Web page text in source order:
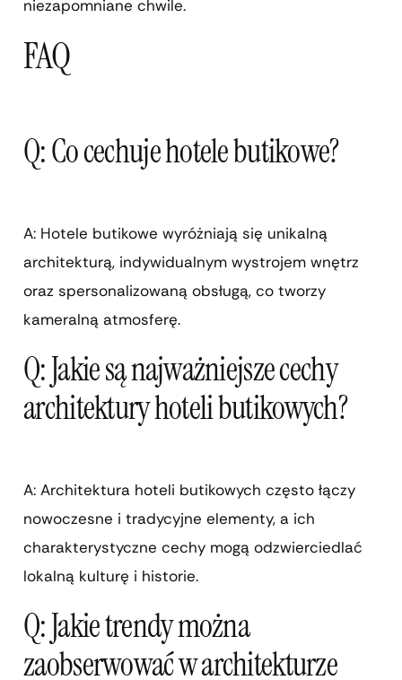
niezapomniane chwile.
FAQ
Q: Co cechuje hotele butikowe?
A: Hotele butikowe wyróżniają się unikalną
architekturą, indywidualnym wystrojem wnętrz
oraz spersonalizowaną obsługą, co tworzy
kameralną atmosferę.
Q: Jakie są najważniejsze cechy
architektury hoteli butikowych?
A: Architektura hoteli butikowych często łączy
nowoczesne i tradycyjne elementy, a ich
charakterystyczne cechy mogą odzwierciedlać
lokalną kulturę i historie.
Q: Jakie trendy można
zaobserwować w architekturze